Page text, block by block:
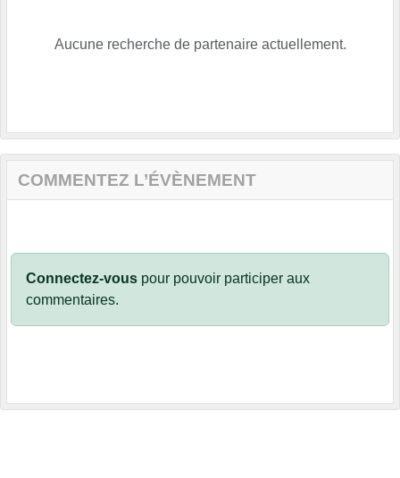
Aucune recherche de partenaire actuellement.
COMMENTEZ L’ÉVÈNEMENT
Connectez-vous pour pouvoir participer aux
commentaires.